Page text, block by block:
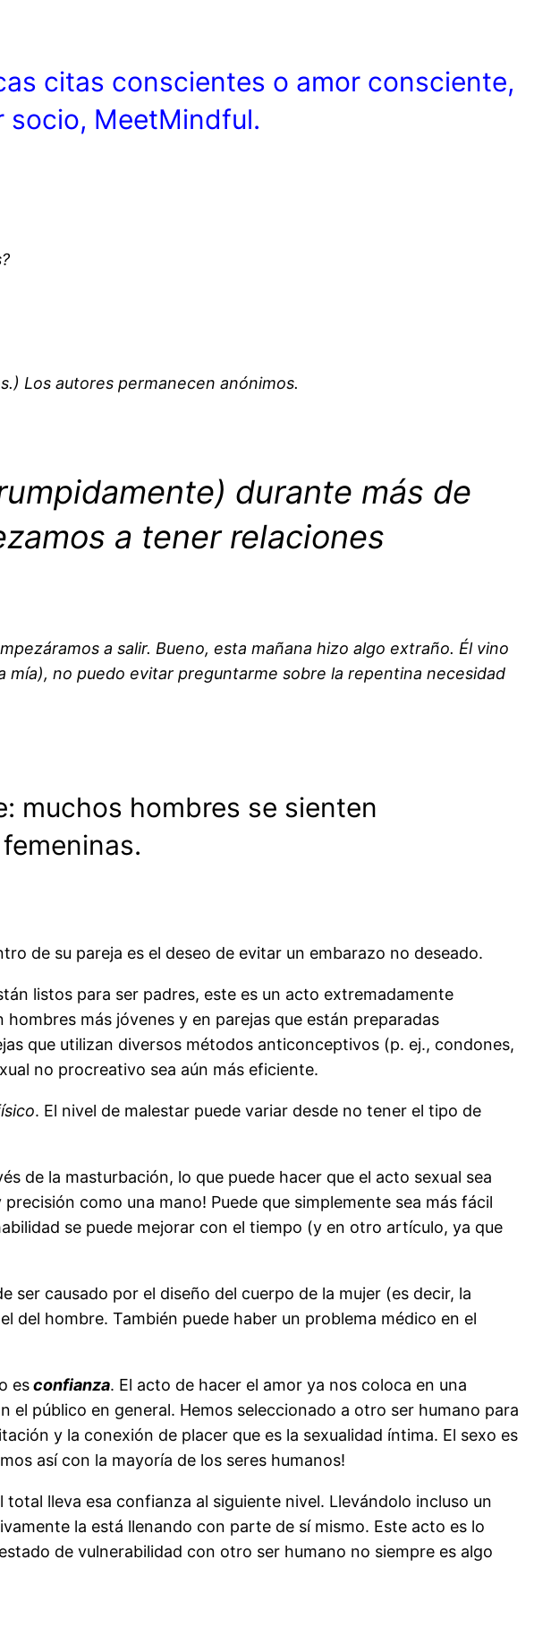
citas conscientes o amor consciente,
socio, MeetMindful.
Los autores permanecen anónimos.
durante más de
a tener relaciones
a salir. Bueno, esta mañana hizo algo extraño. Él vino
no puedo evitar preguntarme sobre la repentina necesidad
muchos hombres se sienten
de su pareja es el deseo de evitar un embarazo no deseado.
listos para ser padres, este es un acto extremadamente
más jóvenes y en parejas que están preparadas
que utilizan diversos métodos anticonceptivos (p. ej., condones,
no procreativo sea aún más eficiente.
. El nivel de malestar puede variar desde no tener el tipo de
de la masturbación, lo que puede hacer que el acto sexual sea
como una mano! Puede que simplemente sea más fácil
se puede mejorar con el tiempo (y en otro artículo, ya que
causado por el diseño del cuerpo de la mujer (es decir, la
del hombre. También puede haber un problema médico en el
esconfianza. El acto de hacer el amor ya nos coloca en una
público en general. Hemos seleccionado a otro ser humano para
y la conexión de placer que es la sexualidad íntima. El sexo es
así con la mayoría de los seres humanos!
lleva esa confianza al siguiente nivel. Llevándolo incluso un
la está llenando con parte de sí mismo. Este acto es lo
de vulnerabilidad con otro ser humano no siempre es algo